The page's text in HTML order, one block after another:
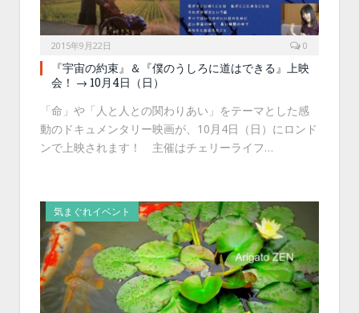
2015年9月22日 0
『宇宙の約束』＆『僕のうしろに道はできる』上映
会！ → 10月4日（日）
「命」や「人と人との関わりあい」をテーマとした感
動のドキュメンタリー映画が、10月4日（日）にロンド
ンで上映されます！ 主催はチェリーライフ…
気まぐれイベント